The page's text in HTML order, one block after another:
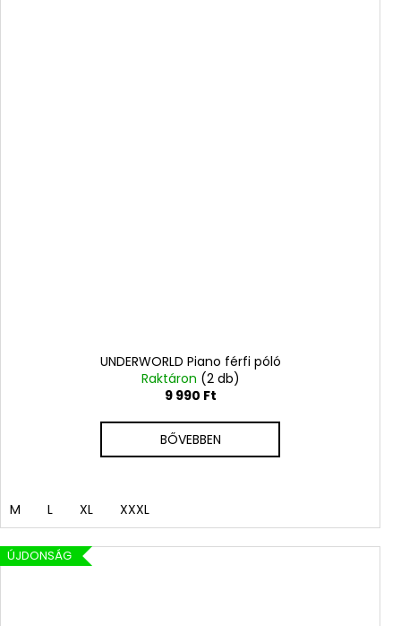
UNDERWORLD Piano férfi póló
Raktáron (2 db)
9 990 Ft
BŐVEBBEN
M L XL XXXL
ÚJDONSÁG